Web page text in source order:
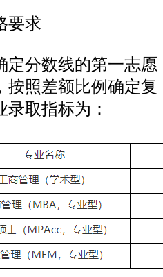
要求
定分数线的第一志愿
按照差额比例确定复
录取指标为：